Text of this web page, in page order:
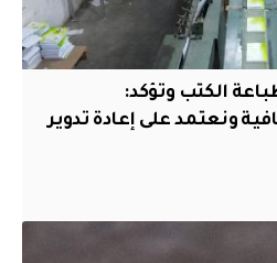
الكتب وتؤكد:
ونعتمد على إعادة تدوير